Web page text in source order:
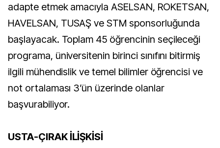
adapte etmek amacıyla ASELSAN, ROKETSAN,
HAVELSAN, TUSAŞ ve STM sponsorluğunda
başlayacak. Toplam 45 öğrencinin seçileceği
programa, üniversitenin birinci sınıfını bitirmiş
ilgili mühendislik ve temel bilimler öğrencisi ve
not ortalaması 3’ün üzerinde olanlar
başvurabiliyor.
USTA-ÇIRAK İLİŞKİSİ